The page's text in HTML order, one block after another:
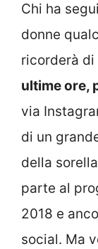
Chi ha
donne
ricorderà di
ultime ore,
via
di un
della
parte al
2018 e
social. Ma